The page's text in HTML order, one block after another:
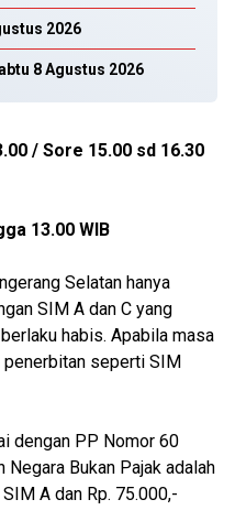
2026
8 Agustus 2026
/ Sore 15.00 sd 16.30
13.00 WIB
Selatan hanya
SIM A dan C yang
habis. Apabila masa
seperti SIM
dengan PP Nomor 60
Negara Bukan Pajak adalah
A dan Rp. 75.000,-